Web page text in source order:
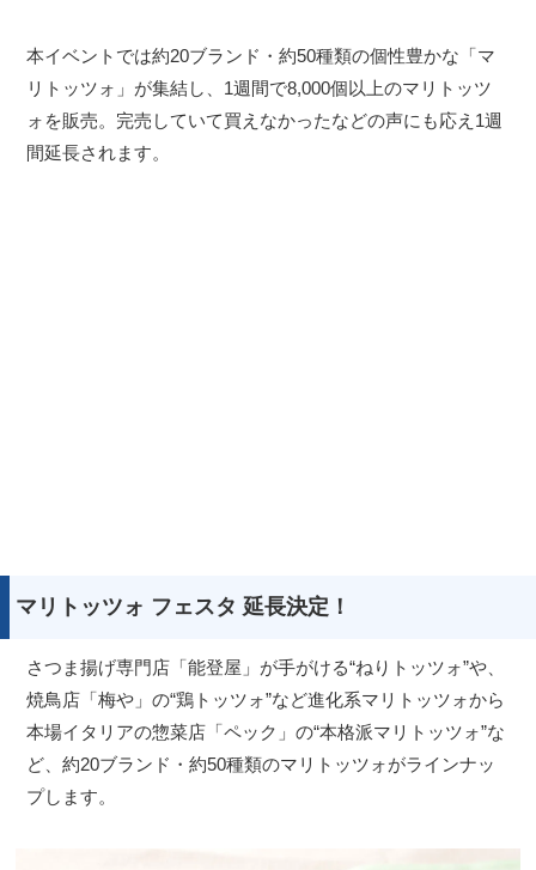
本イベントでは約20ブランド・約50種類の個性豊かな「マ
リトッツォ」が集結し、1週間で8,000個以上のマリトッツ
ォを販売。完売していて買えなかったなどの声にも応え1週
間延長されます。
マリトッツォ フェスタ 延長決定！
さつま揚げ専門店「能登屋」が手がける“ねりトッツォ”や、
焼鳥店「梅や」の“鶏トッツォ”など進化系マリトッツォから
本場イタリアの惣菜店「ペック」の“本格派マリトッツォ”な
ど、約20ブランド・約50種類のマリトッツォがラインナッ
プします。